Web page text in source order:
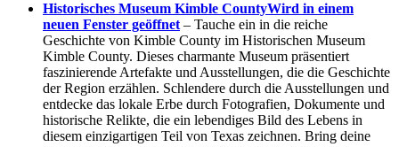
Historisches Museum Kimble CountyWird in einem
neuen Fenster geöffnet – Tauche ein in die reiche
Geschichte von Kimble County im Historischen Museum
Kimble County. Dieses charmante Museum präsentiert
faszinierende Artefakte und Ausstellungen, die die Geschichte
der Region erzählen. Schlendere durch die Ausstellungen und
entdecke das lokale Erbe durch Fotografien, Dokumente und
historische Relikte, die ein lebendiges Bild des Lebens in
diesem einzigartigen Teil von Texas zeichnen. Bring deine